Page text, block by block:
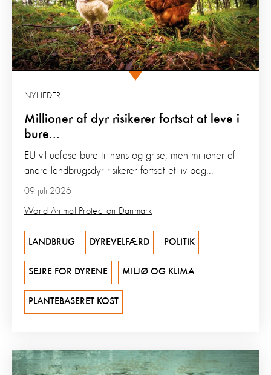
Millioner af dyr risikerer fortsat at leve i
bure...
NYHEDER
09 juli 2026
World Animal Protection Danmark
EU vil udfase bure til høns og grise, men millioner af
andre landbrugsdyr risikerer fortsat et liv bag...
LANDBRUG DYREVELFÆRD POLITIK
SEJRE FOR DYRENE MILJØ OG KLIMA
PLANTEBASERET KOST